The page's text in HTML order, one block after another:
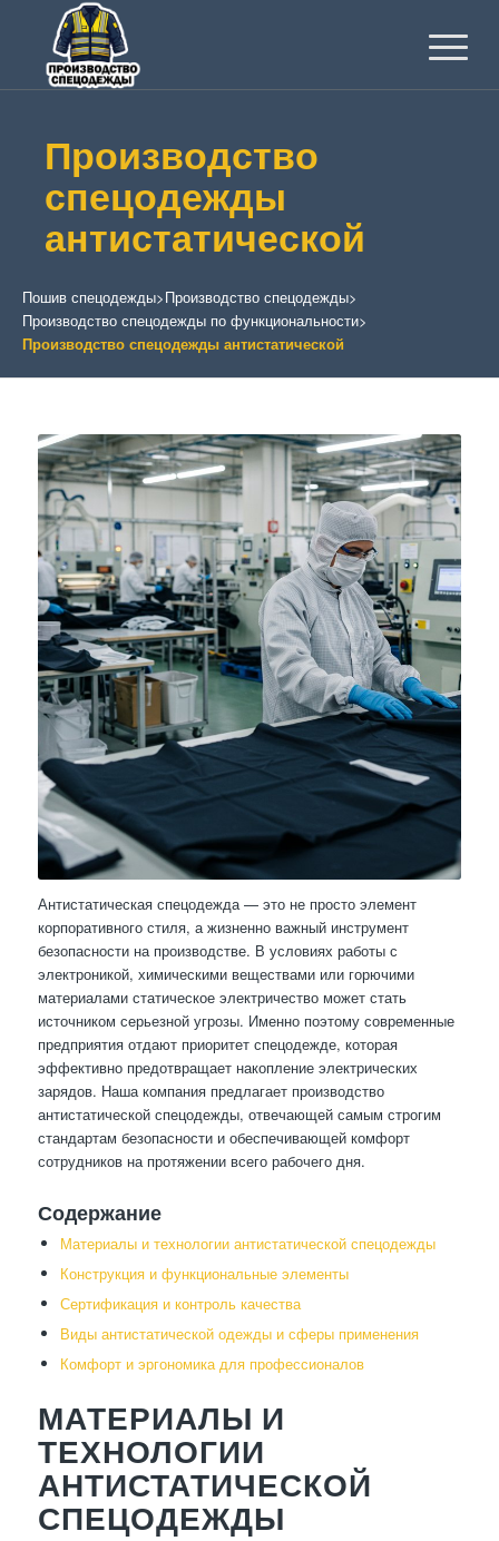
Производство
спецодежды
антистатической
Пошив спецодежды>Производство спецодежды>
Производство спецодежды по функциональности>
Производство спецодежды антистатической
Антистатическая спецодежда — это не просто элемент
корпоративного стиля, а жизненно важный инструмент
безопасности на производстве. В условиях работы с
электроникой, химическими веществами или горючими
материалами статическое электричество может стать
источником серьезной угрозы. Именно поэтому современные
предприятия отдают приоритет спецодежде, которая
эффективно предотвращает накопление электрических
зарядов. Наша компания предлагает производство
антистатической спецодежды, отвечающей самым строгим
стандартам безопасности и обеспечивающей комфорт
сотрудников на протяжении всего рабочего дня.
Содержание
Материалы и технологии антистатической спецодежды
Конструкция и функциональные элементы
Сертификация и контроль качества
Виды антистатической одежды и сферы применения
Комфорт и эргономика для профессионалов
МАТЕРИАЛЫ И
ТЕХНОЛОГИИ
АНТИСТАТИЧЕСКОЙ
СПЕЦОДЕЖДЫ